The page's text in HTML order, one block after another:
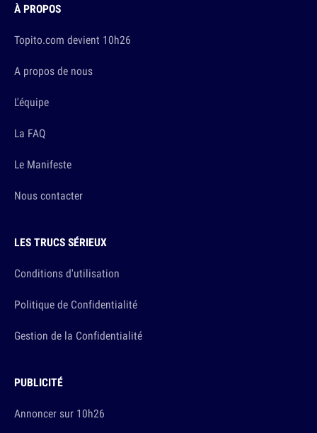
À PROPOS
Topito.com devient 10h26
A propos de nous
L'équipe
La FAQ
Le Manifeste
Nous contacter
LES TRUCS SÉRIEUX
Conditions d'utilisation
Politique de Confidentialité
Gestion de la Confidentialité
PUBLICITÉ
Annoncer sur 10h26